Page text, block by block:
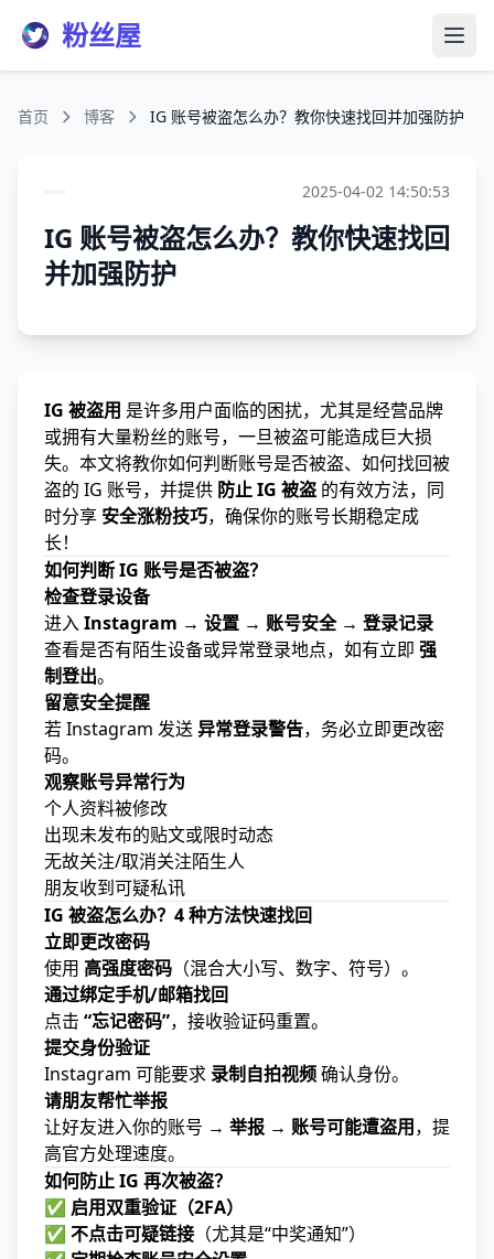
粉丝屋 打开
首页 博客 IG 账号被盗怎么办？教你快速找回并加强防护
2025-04-02 14:50:53
IG 账号被盗怎么办？教你快速找回
并加强防护
IG 被盗用 是许多用户面临的困扰，尤其是经营品牌
或拥有大量粉丝的账号，一旦被盗可能造成巨大损
失。本文将教你如何判断账号是否被盗、如何找回被
盗的 IG 账号，并提供 防止 IG 被盗 的有效方法，同
时分享 安全涨粉技巧，确保你的账号长期稳定成
长！
如何判断 IG 账号是否被盗？
检查登录设备
进入Instagram → 设置 → 账号安全 → 登录记录
查看是否有陌生设备或异常登录地点，如有立即 强
制登出。
留意安全提醒
若 Instagram 发送异常登录警告，务必立即更改密
码。
观察账号异常行为
个人资料被修改
出现未发布的贴文或限时动态
无故关注/取消关注陌生人
朋友收到可疑私讯
IG 被盗怎么办？4 种方法快速找回
立即更改密码
使用 高强度密码 （混合大小写、数字、符号）。
通过绑定手机/邮箱找回
点击 “忘记密码”，接收验证码重置。
提交身份验证
Instagram 可能要求 录制自拍视频确认身份。
请朋友帮忙举报
让好友进入你的账号 → 举报 → 账号可能遭盗用，提
高官方处理速度。
如何防止 IG 再次被盗？
✅ 启用双重验证（2FA）
✅ 不点击可疑链接 （尤其是“中奖通知”）